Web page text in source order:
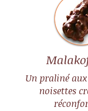
Un praliné
noisettes